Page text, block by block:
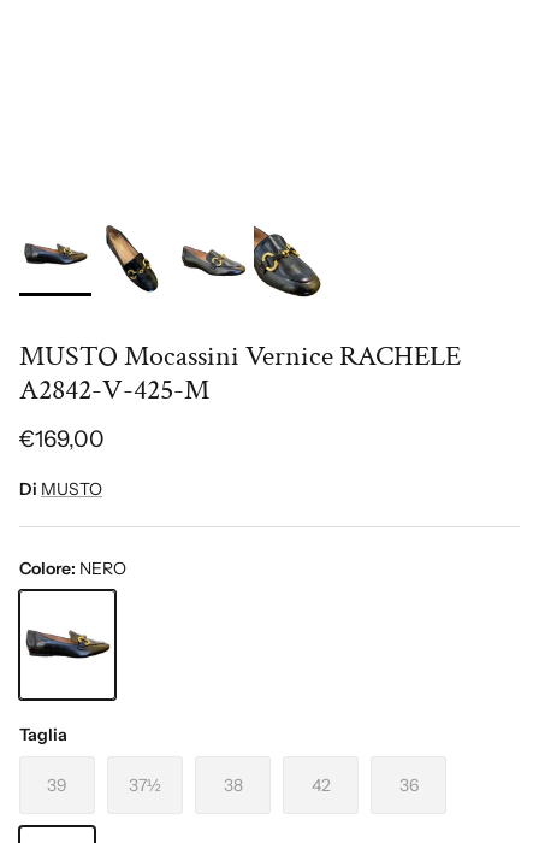
MUSTO Mocassini Vernice RACHELE
A2842-V-425-M
€169,00
Di MUSTO
Colore: NERO
Taglia
39 37½ 38 42 36